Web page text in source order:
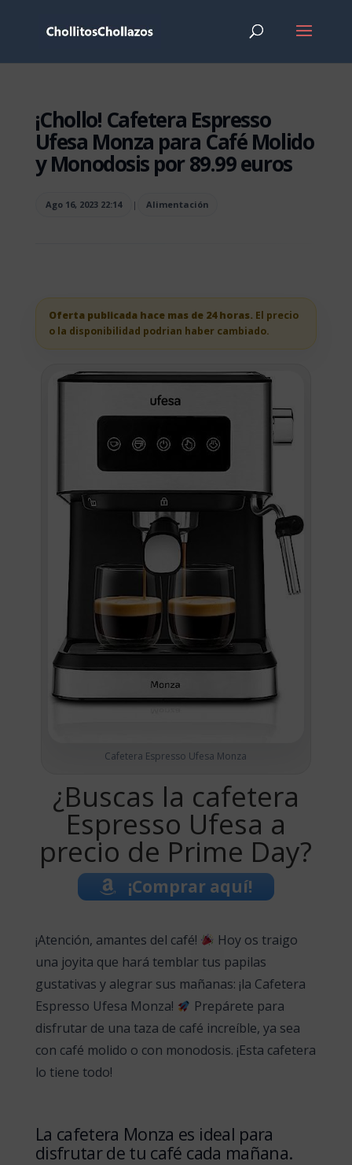
¡Chollo! Cafetera Espresso
Ufesa Monza para Café Molido
y Monodosis por 89.99 euros
Ago 16, 2023 22:14 | Alimentación
Oferta publicada hace mas de 24 horas. El precio
o la disponibilidad podrian haber cambiado.
Cafetera Espresso Ufesa Monza
¿Buscas la cafetera
Espresso Ufesa a
precio de Prime Day?
¡Comprar aquí!
¡Atención, amantes del café!
Hoy os traigo
una joyita que hará temblar tus papilas
gustativas y alegrar sus mañanas: ¡la Cafetera
Espresso Ufesa Monza!
Prepárete para
disfrutar de una taza de café increíble, ya sea
con café molido o con monodosis. ¡Esta cafetera
lo tiene todo!
La cafetera Monza es ideal para
disfrutar de tu café cada mañana.